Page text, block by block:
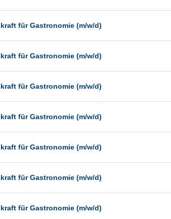
für Gastronomie (m/w/d)
für Gastronomie (m/w/d)
für Gastronomie (m/w/d)
für Gastronomie (m/w/d)
für Gastronomie (m/w/d)
für Gastronomie (m/w/d)
für Gastronomie (m/w/d)